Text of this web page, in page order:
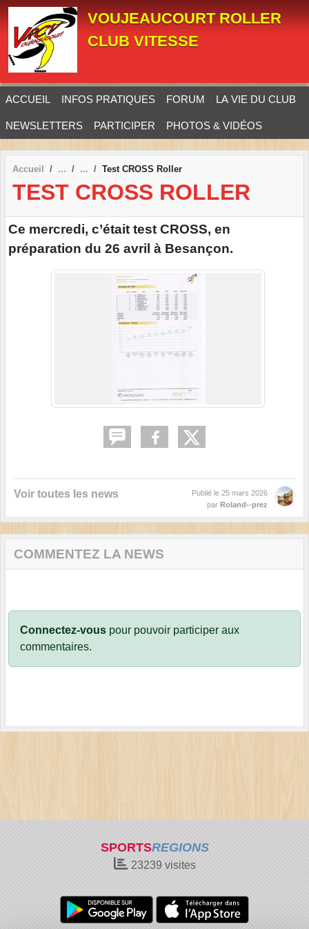
VOUJEAUCOURT ROLLER
CLUB VITESSE
ACCUEIL INFOS PRATIQUES FORUM LA VIE DU CLUB
NEWSLETTERS PARTICIPER PHOTOS & VIDÉOS
Accueil Test CROSS Roller
TEST CROSS ROLLER
Ce mercredi, c’était test CROSS, en
préparation du 26 avril à Besançon.
Voir toutes les news Publié le 25 mars 2026
par Roland--prez
COMMENTEZ LA NEWS
Connectez-vous pour pouvoir participer aux
commentaires.
SPORTSREGIONS
23239 visites
Panneau de gestion des cookies